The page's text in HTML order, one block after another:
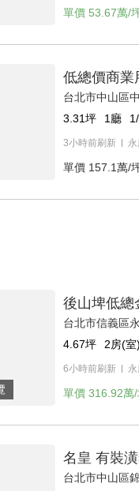
單價 53.67萬/
低總價商業
台北市中山區
3.31坪 1廳
3小時前刷新
單價 157.1萬/
後山埤低總
台北市信義區
4.67坪 2房(
6小時前刷新
單價 316.92萬/
名皇 有裝
台北市中山區